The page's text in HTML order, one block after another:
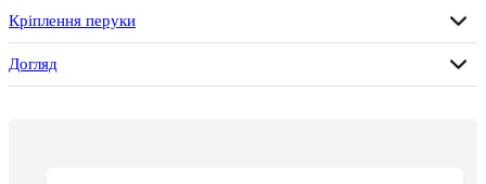
Кріплення перуки
Догляд